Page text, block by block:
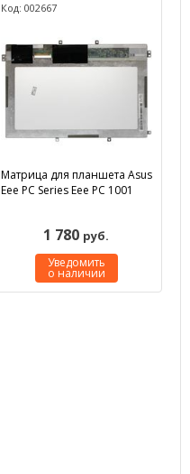
Код: 002667
Матрица для планшета Asus
Eee PC Series Eee PC 1001
1 780 руб.
Уведомить
о наличии